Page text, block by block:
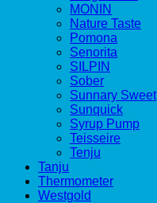
MONIN
Nature Taste
Pomona
Senorita
SILPIN
Sober
Sunnary Sweet
Sunquick
Syrup Pump
Teisseire
Tenju
Tanju
Thermometer
Westgold